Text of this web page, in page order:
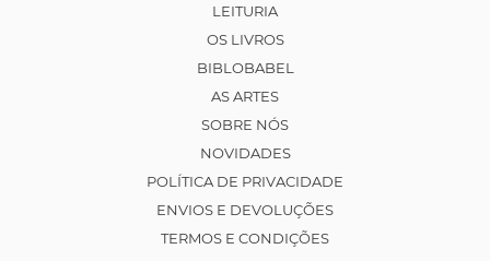
LEITURIA
OS LIVROS
BIBLOBABEL
AS ARTES
SOBRE NÓS
NOVIDADES
POLÍTICA DE PRIVACIDADE
ENVIOS E DEVOLUÇÕES
TERMOS E CONDIÇÕES